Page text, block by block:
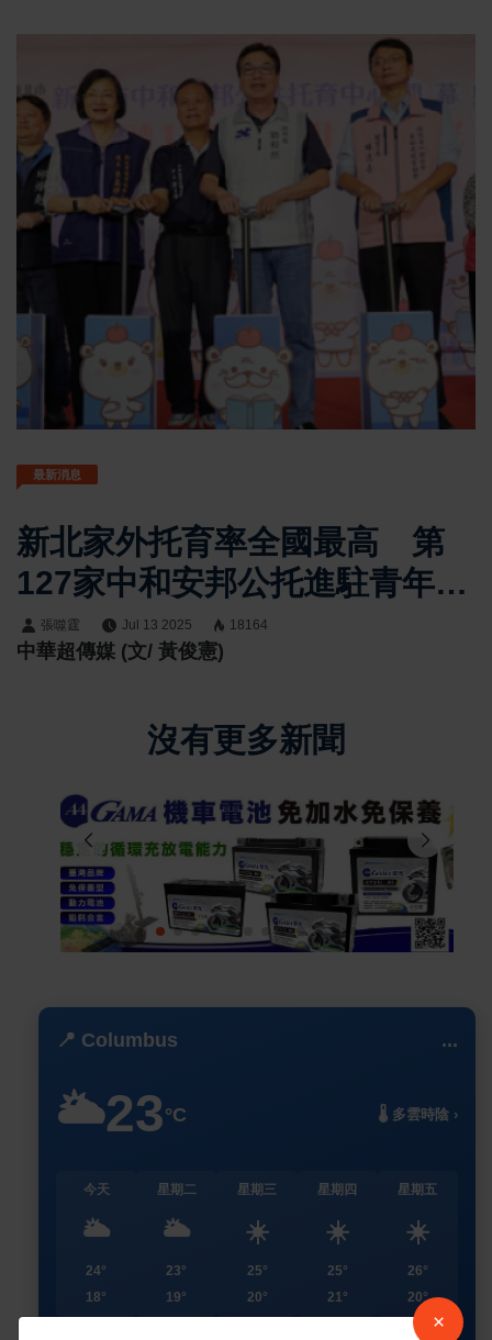
最新消息
新北家外托育率全國最高 第
127家中和安邦公托進駐青年社
宅正式啟用
張噬霆 Jul 13 2025 18164
中華超傳媒 (文/ 黃俊憲)
沒有更多新聞
📍 Columbus ...
🌥️23°C 🌡️ 多雲時陰 ›
今天
🌥️
24°
18°
星期二
🌥️
23°
19°
星期三
☀️
25°
20°
星期四
☀️
25°
21°
星期五
☀️
26°
20°
×